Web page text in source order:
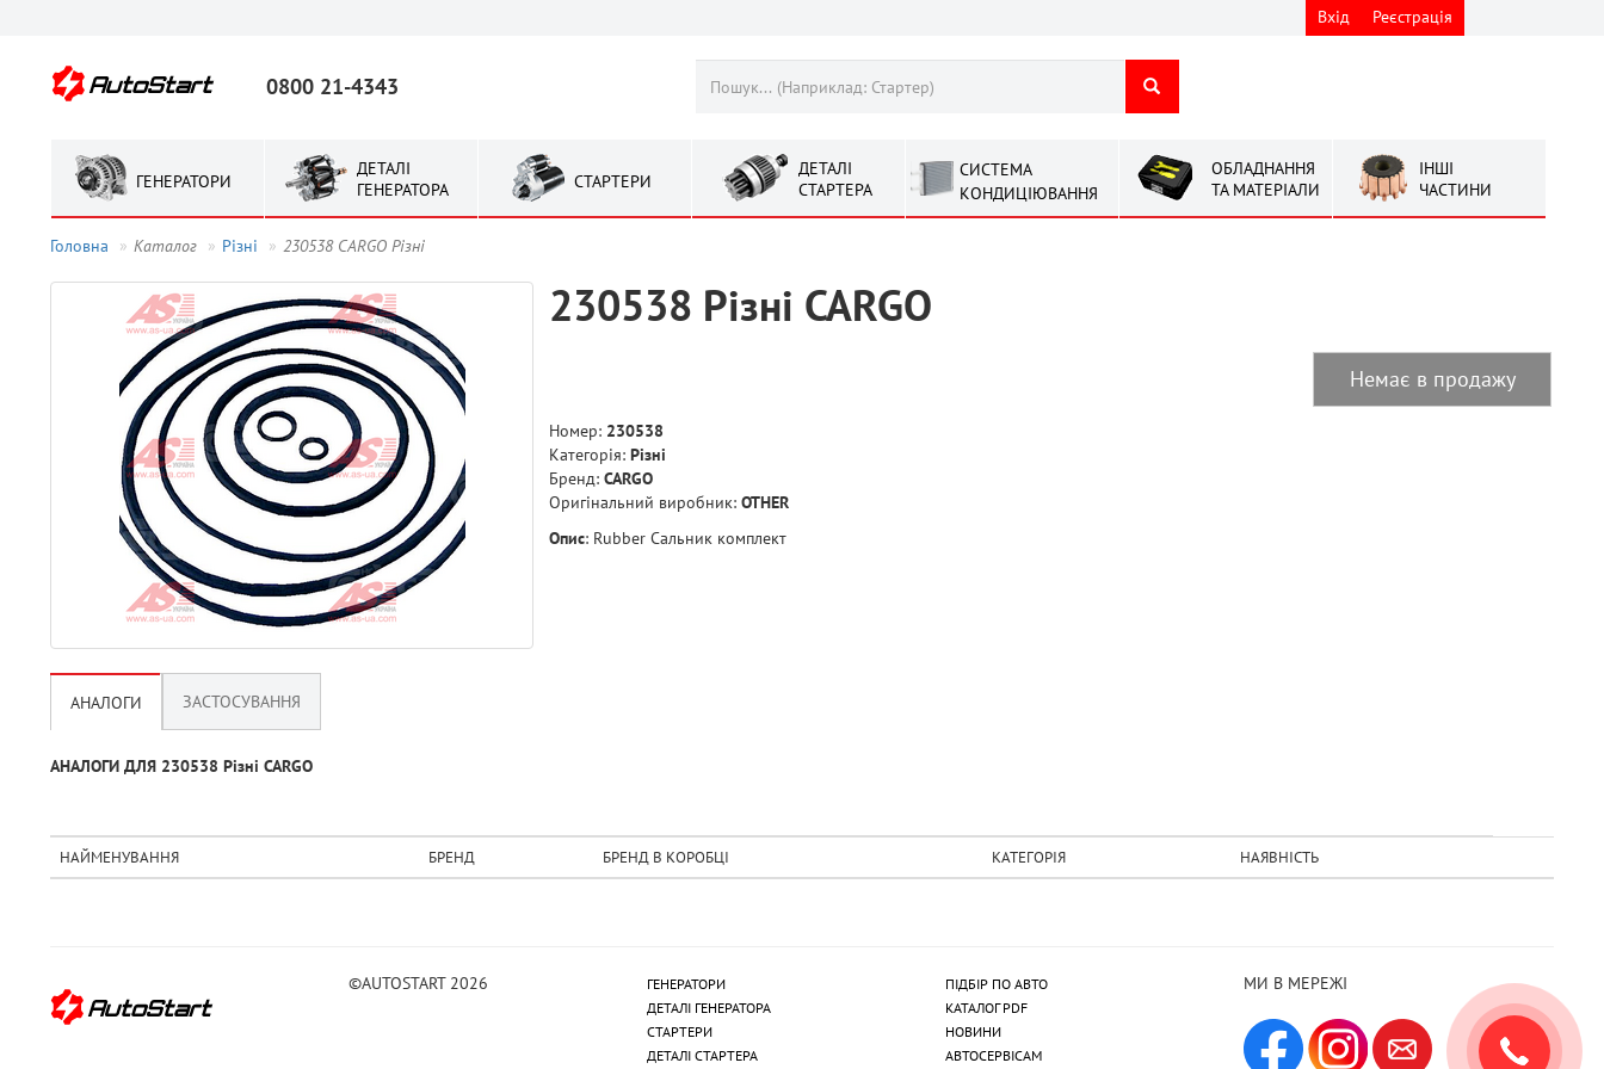
Вхід Реєстрація
0800 21-4343
ГЕНЕРАТОРИ
ДЕТАЛІ
ГЕНЕРАТОРА
СТАРТЕРИ
ДЕТАЛІ
СТАРТЕРА
СИСТЕМА
КОНДИЦІЮВАННЯ
ОБЛАДНАННЯ
ТА МАТЕРІАЛИ
ІНШІ
ЧАСТИНИ
Головна Каталог Рiзнi 230538 CARGO Рiзнi
230538 Рiзнi CARGO
Немає в продажу
Номер: 230538
Категорія: Рiзнi
Бренд: CARGO
Оригінальний виробник: OTHER
Опис: Rubber Сальник комплект
АНАЛОГИ ЗАСТОСУВАННЯ
АНАЛОГИ ДЛЯ 230538 Рiзнi CARGO
НАЙМЕНУВАННЯ БРЕНД БРЕНД В КОРОБЦІ КАТЕГОРІЯ НАЯВНІСТЬ
©AUTOSTART 2026
ГЕНЕРАТОРИ
ДЕТАЛІ ГЕНЕРАТОРА
СТАРТЕРИ
ДЕТАЛІ СТАРТЕРА
ПІДБІР ПО АВТО
КАТАЛОГ PDF
НОВИНИ
АВТОСЕРВІСАМ
МИ В МЕРЕЖІ